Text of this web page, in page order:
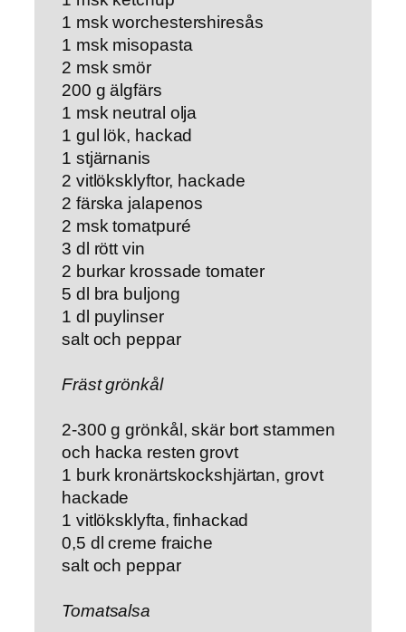
1 msk worchestershiresås
1 msk misopasta
2 msk smör
200 g älgfärs
1 msk neutral olja
1 gul lök, hackad
1 stjärnanis
2 vitlöksklyftor, hackade
2 färska jalapenos
2 msk tomatpuré
3 dl rött vin
2 burkar krossade tomater
5 dl bra buljong
1 dl puylinser
salt och peppar
Fräst grönkål
2-300 g grönkål, skär bort stammen
och hacka resten grovt
1 burk kronärtskockshjärtan, grovt
hackade
1 vitlöksklyfta, finhackad
0,5 dl creme fraiche
salt och peppar
Tomatsalsa